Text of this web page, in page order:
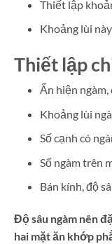
Thiết lập
Khoảng lùi
Thiết lập
Ẩn hiện ngàm,
Khoảng lùi
Số cạnh có
Số ngàm trên
Bán kính, độ
Độ sâu ngàm nên
hai mặt ăn khớp